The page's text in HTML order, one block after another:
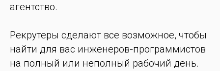
агентство.
Рекрутеры сделают все возможное, чтобы
найти для вас инженеров-программистов
на полный или неполный рабочий день.